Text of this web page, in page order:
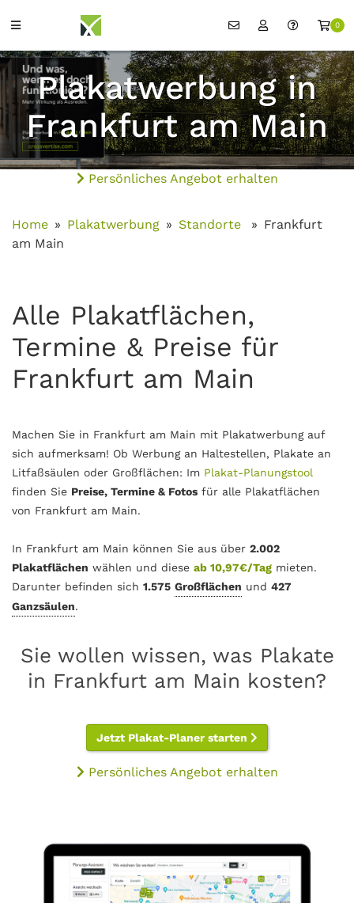
0
Plakatwerbung in
Frankfurt am Main
Persönliches Angebot erhalten
Home Plakatwerbung Standorte
Frankfurt
am Main
Alle Plakatflächen,
Termine & Preise für
Frankfurt am Main
Machen Sie in Frankfurt am Main mit Plakatwerbung auf
sich aufmerksam! Ob Werbung an Haltestellen, Plakate an
Litfaßsäulen oder Großflächen: Im Plakat-Planungstool
finden Sie Preise, Termine & Fotos für alle Plakatflächen
von Frankfurt am Main.
In Frankfurt am Main können Sie aus über 2.002
Plakatflächen wählen und diese ab 10,97€/Tag mieten.
Darunter befinden sich 1.575 Großflächen und 427
Ganzsäulen.
Sie wollen wissen, was Plakate
in Frankfurt am Main kosten?
Jetzt Plakat-Planer starten
Persönliches Angebot erhalten